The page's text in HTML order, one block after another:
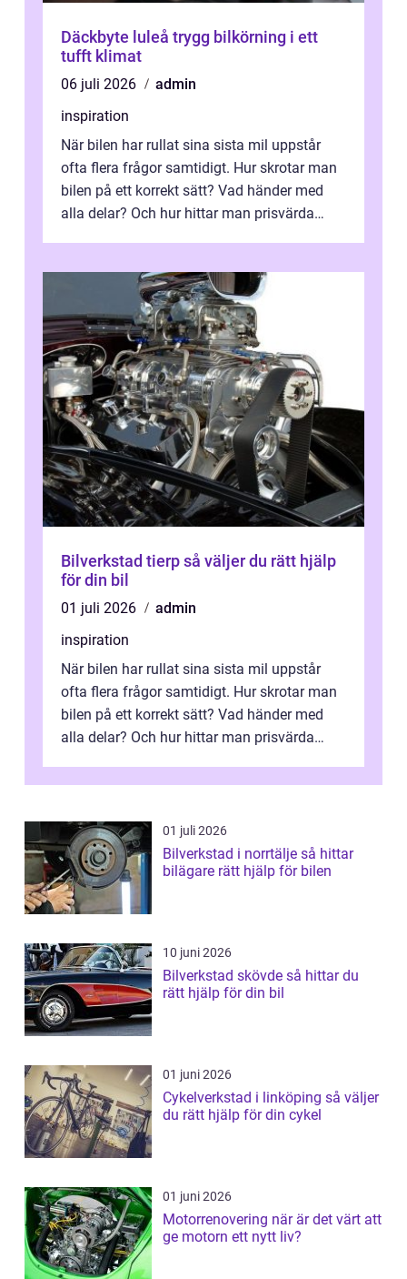
Däckbyte luleå trygg bilkörning i ett
tufft klimat
06 juli 2026
admin
inspiration
När bilen har rullat sina sista mil uppstår
ofta flera frågor samtidigt. Hur skrotar man
bilen på ett korrekt sätt? Vad händer med
alla delar? Och hur hittar man prisvärda
Bilverkstad tierp så väljer du rätt hjälp
för din bil
01 juli 2026
admin
inspiration
När bilen har rullat sina sista mil uppstår
ofta flera frågor samtidigt. Hur skrotar man
bilen på ett korrekt sätt? Vad händer med
alla delar? Och hur hittar man prisvärda
01 juli 2026
Bilverkstad i norrtälje så hittar
bilägare rätt hjälp för bilen
10 juni 2026
Bilverkstad skövde så hittar du
rätt hjälp för din bil
01 juni 2026
Cykelverkstad i linköping så väljer
du rätt hjälp för din cykel
01 juni 2026
Motorrenovering när är det värt att
ge motorn ett nytt liv?